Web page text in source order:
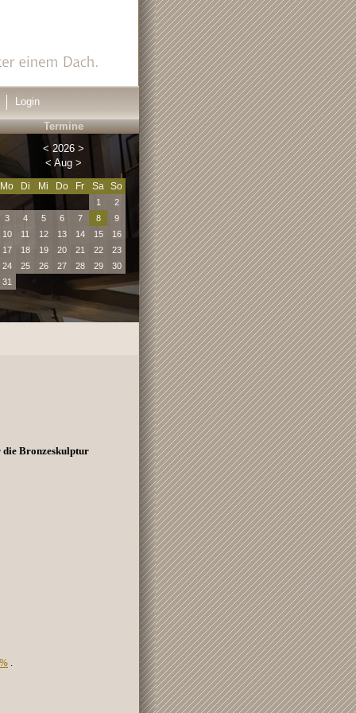
die Bronzeskulptur
.
Termine
< 2026 >
< Aug >
Mo Di Mi Do Fr Sa So
1
2
3
4 5 6 7 8
9
10
11 12 13 14 15
16
17
18 19 20 21 22
23
24
25 26 27 28 29
30
31
Login